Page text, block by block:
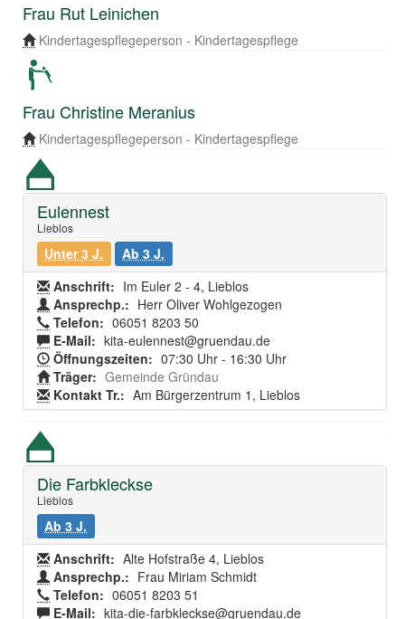
Frau Rut Leinichen
Kindertagespflegeperson - Kindertagespflege
Frau Christine Meranius
Kindertagespflegeperson - Kindertagespflege
Eulennest
Lieblos
Unter 3 J.
Ab 3 J.
Anschrift: Im Euler 2 - 4, Lieblos
Ansprechp.: Herr Oliver Wohlgezogen
Telefon: 06051 8203 50
E-Mail: kita-eulennest@gruendau.de
Öffnungszeiten: 07:30 Uhr - 16:30 Uhr
Träger: Gemeinde Gründau
Kontakt Tr.: Am Bürgerzentrum 1, Lieblos
Die Farbkleckse
Lieblos
Ab 3 J.
Anschrift: Alte Hofstraße 4, Lieblos
Ansprechp.: Frau Miriam Schmidt
Telefon: 06051 8203 51
E-Mail: kita-die-farbkleckse@gruendau.de